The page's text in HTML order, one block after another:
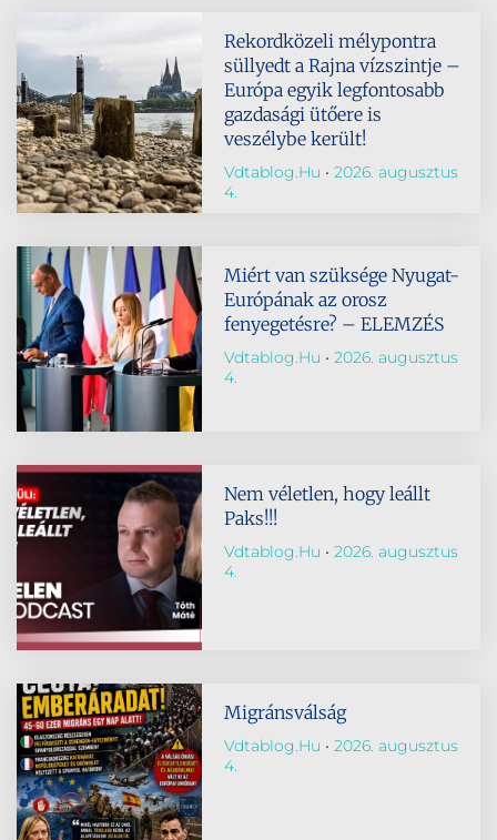
Rekordközeli mélypontra
süllyedt a Rajna vízszintje –
Európa egyik legfontosabb
gazdasági ütőere is
veszélybe került!
Vdtablog.hu
2026. augusztus
4.
Miért van szüksége Nyugat-
Európának az orosz
fenyegetésre? – ELEMZÉS
Vdtablog.hu
2026. augusztus
4.
Nem véletlen, hogy leállt
Paks!!!
Vdtablog.hu
2026. augusztus
4.
Migránsválság
Vdtablog.hu
2026. augusztus
4.